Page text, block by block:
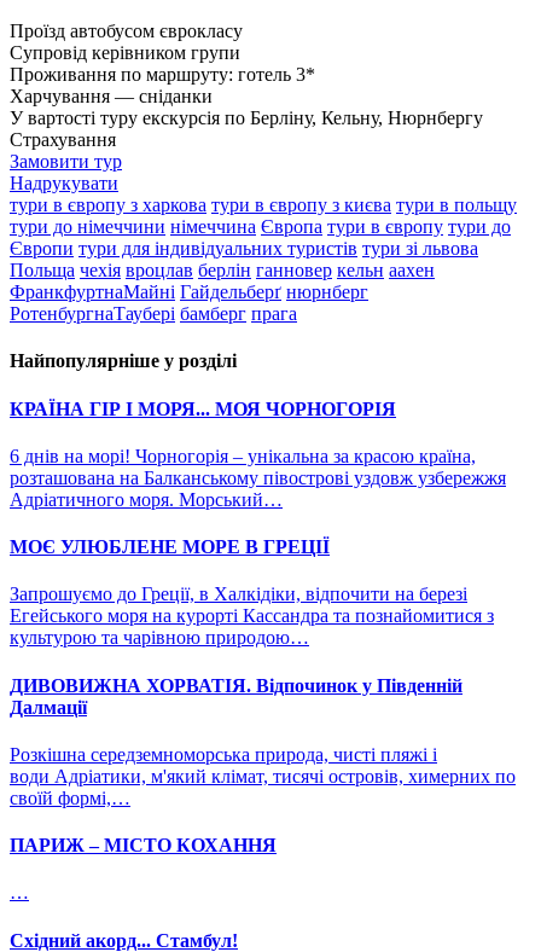
Проїзд автобусом єврокласу
Супровід керівником групи
Проживання по маршруту: готель 3*
Харчування — сніданки
У вартості туру екскурсія по Берліну, Кельну, Нюрнбергу
Страхування
Замовити тур
Надрукувати
тури в європу з харкова тури в європу з києва тури в польщу
тури до німеччини німеччина Європа тури в європу тури до
Європи тури для індивідуальних туристів тури зі львова
Польща чехія вроцлав берлін ганновер кельн аахен
ФранкфуртнаМайні Гайдельберґ нюрнберг
РотенбургнаТаубері бамберг прага
Найпопулярніше у розділі
КРАЇНА ГІР І МОРЯ... МОЯ ЧОРНОГОРІЯ
6 днів на морі! Чорногорія – унікальна за красою країна,
розташована на Балканському півострові уздовж узбережжя
Адріатичного моря. Морський…
МОЄ УЛЮБЛЕНЕ МОРЕ В ГРЕЦІЇ
Запрошуємо до Греції, в Халкідіки, відпочити на березі
Егейського моря на курорті Кассандра та познайомитися з
культурою та чарівною природою…
ДИВОВИЖНА ХОРВАТІЯ. Відпочинок у Південній
Далмації
Розкішна середземноморська природа, чисті пляжі і
води Адріатики, м'який клімат, тисячі островів, химерних по
своїй формі,…
ПАРИЖ – МІСТО КОХАННЯ
…
Східний акорд... Стамбул!